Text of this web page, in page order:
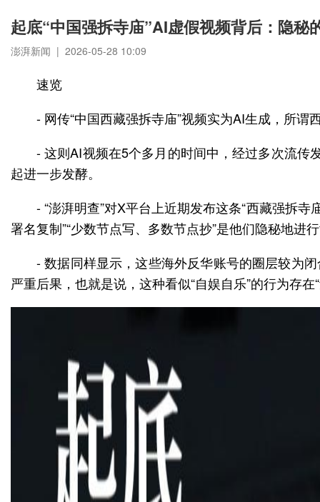
起底“中国强拆寺庙”AI虚假视频背后：隐秘
澎湃新闻 | 2026-05-28 10:09
速览
- 网传“中国西藏强拆寺庙”视频实为AI生成，所
- 这则AI视频在5个多月的时间中，经过多次流传
起进一步发酵。
- “澎湃明查”对X平台上近期发布这条“西藏强拆
署名复制”“少数节点写、多数节点抄”是他们隐秘地进
- 数据同样显示，这些海外反华账号的圈层较为
严重后果，也就是说，这种看似“自娱自乐”的行为存